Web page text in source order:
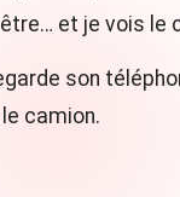
et je vois le
son
camion.